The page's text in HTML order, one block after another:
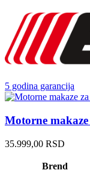
5 godina garancija
Motorne
35.999,00 RSD
Brend